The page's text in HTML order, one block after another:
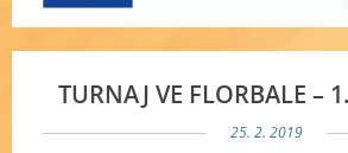
TURNAJ VE FLORBALE –
25. 2. 2019